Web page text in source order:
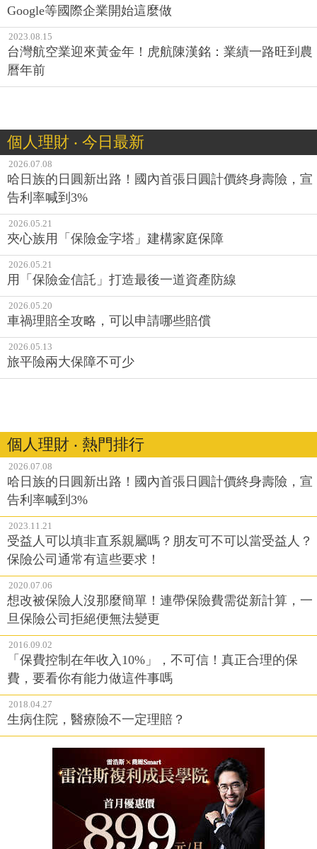
Google等國際企業開始這麼做
2023.08.15
台灣航空業迎來黃金年！虎航陳漢銘：業績一路旺到農
曆年前
個人理財 ‧ 今日最新
2026.07.08
哈日族的日圓新出路！國內首張日圓計價終身壽險，宣
告利率喊到3%
2026.05.21
夾心族用「保險金字塔」建構家庭保障
2026.05.21
用「保險金信託」打造最後一道資產防線
2026.05.20
車禍理賠全攻略，可以申請哪些賠償
2026.05.13
旅平險兩大保障不可少
個人理財 ‧ 熱門排行
2026.07.08
哈日族的日圓新出路！國內首張日圓計價終身壽險，宣
告利率喊到3%
2023.11.21
受益人可以填非直系親屬嗎？朋友可不可以當受益人？
保險公司通常有這些要求！
2020.07.06
想改被保險人沒那麼簡單！連帶保險費需從新計算，一
旦保險公司拒絕便無法變更
2016.09.02
「保費控制在年收入10%」，不可信！真正合理的保
費，要看你有能力做這件事嗎
2018.04.27
生病住院，醫療險不一定理賠？